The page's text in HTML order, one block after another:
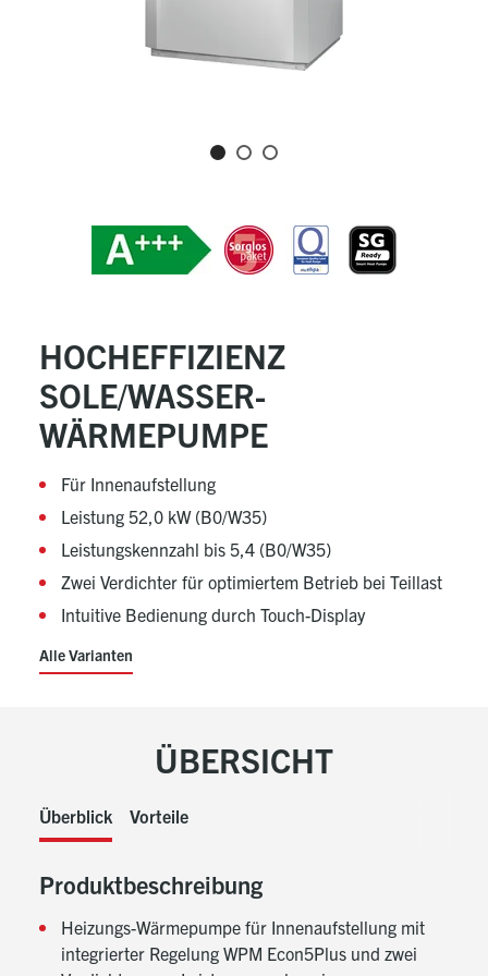
HOCHEFFIZIENZ
SOLE/WASSER-
WÄRMEPUMPE
Für Innenaufstellung
Leistung 52,0 kW (B0/W35)
Leistungskennzahl bis 5,4 (B0/W35)
Zwei Verdichter für optimiertem Betrieb bei Teillast
Intuitive Bedienung durch Touch-Display
Alle Varianten
ÜBERSICHT
Überblick Vorteile
Produktbeschreibung
Heizungs-Wärmepumpe für Innenaufstellung mit
integrierter Regelung WPM Econ5Plus und zwei